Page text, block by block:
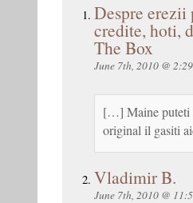
Despre
credite, hoti,
The Box
June 7th, 2010 @
[…] Maine puteti
original il gasiti
Vladimir B.
June 7th, 2010 @